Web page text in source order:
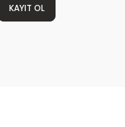
KAYIT OL